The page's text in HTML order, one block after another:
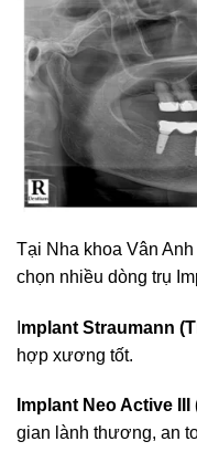
Tại Nha khoa Vân
chọn nhiều dòng trụ
mplant Straumann
hợp xương tốt.
Implant Neo Active
gian lành thương, an